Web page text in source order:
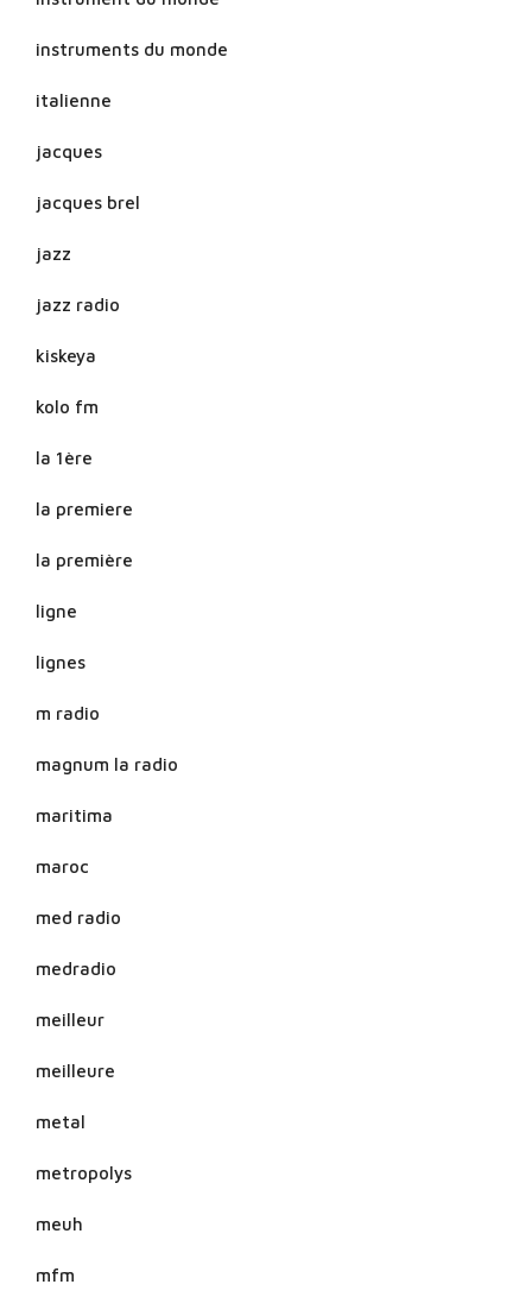
instruments du monde
italienne
jacques
jacques brel
jazz
jazz radio
kiskeya
kolo fm
la 1ère
la premiere
la première
ligne
lignes
m radio
magnum la radio
maritima
maroc
med radio
medradio
meilleur
meilleure
metal
metropolys
meuh
mfm